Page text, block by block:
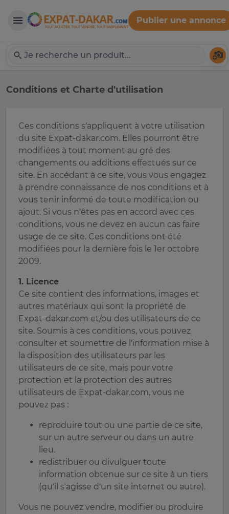
Expat-Dakar
Publier une annonce
Conditions et Charte d'utilisation
Ces conditions s’appliquent à votre utilisation
du site Expat-dakar.com. Elles pourront être
modifiées à tout moment au gré des
changements ou additions effectués sur ce
site. En accédant à ce site, vous vous engagez
à prendre connaissance de nos conditions et à
vous tenir informé de toute modification ou
ajout. Si vous n’êtes pas en accord avec ces
conditions, vous ne devez en aucun cas faire
usage de ce site. Ces conditions ont été
modifiées pour la dernière fois le 1er octobre
2009.
1. Licence
Ce site contient des informations, images et
autres matériaux qui sont la propriété de
Expat-dakar.com et/ou des utilisateurs de ce
site. Soumis à ces conditions, vous pouvez
consulter et soumettre de l’information mise à
la disposition des utilisateurs par les
utilisateurs de ce site, mais pour votre
protection et la protection des autres
utilisateurs de Expat-dakar.com, vous ne
pouvez pas :
reproduire tout ou une partie de ce site,
sur un autre serveur ou dans un autre
lieu.
redistribuer ou divulguer toute
information obtenue sur ce site à un tiers
(qu’il s’agisse d’un site internet ou autre).
Vous ne pouvez vendre, modifier ou produire